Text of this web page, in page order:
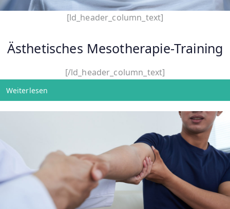
[ld_header_column_text]
Ästhetisches Mesotherapie-Training
[/ld_header_column_text]
Weiterlesen